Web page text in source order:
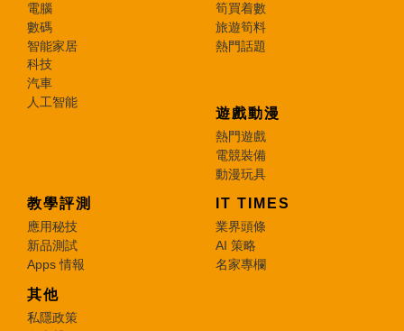
電腦
數碼
智能家居
科技
汽車
人工智能
筍買着數
旅遊筍料
熱門話題
遊戲動漫
熱門遊戲
電競裝備
動漫玩具
教學評測
應用秘技
新品測試
Apps 情報
IT TIMES
業界頭條
AI 策略
名家專欄
其他
私隱政策